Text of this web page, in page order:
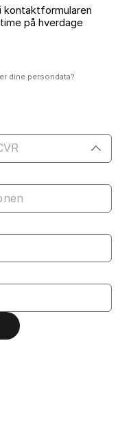
kontaktformularen
på hverdage
dine persondata?